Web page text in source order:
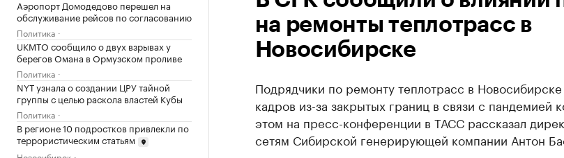
Аэропорт Домодедово перешел на
обслуживание рейсов по согласованию
Политика
UKMTO сообщило о двух взрывах у
берегов Омана в Ормузском проливе
Политика
NYT узнала о создании ЦРУ тайной
группы с целью раскола властей Кубы
Политика
В регионе 10 подростков привлекли по
террористическим статьям
на ремонты теплотрасс в
Новосибирске
Подрядчики по ремонту теплотрасс в
кадров из-за закрытых границ в связи с пандемией
этом на пресс-конференции в ТАСС рассказал
сетям Сибирской генерирующей компании Антон